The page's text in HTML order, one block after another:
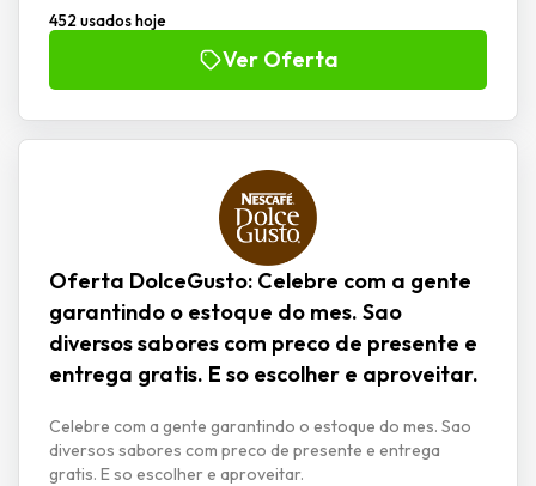
452 usados hoje
Ver Oferta
Oferta DolceGusto: Celebre com a gente
garantindo o estoque do mes. Sao
diversos sabores com preco de presente e
entrega gratis. E so escolher e aproveitar.
Celebre com a gente garantindo o estoque do mes. Sao
diversos sabores com preco de presente e entrega
gratis. E so escolher e aproveitar.